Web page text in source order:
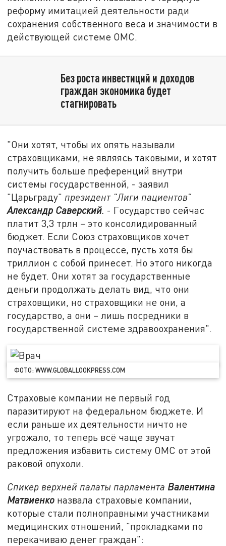
реформу имитацией деятельности ради
сохранения собственного веса и значимости в
действующей системе ОМС.
Без роста инвестиций и доходов
граждан экономика будет
стагнировать
"Они хотят, чтобы их опять называли
страховщиками, не являясь таковыми, и хотят
получить больше преференций внутри
системы государственной, - заявил
"Царьграду" президент "Лиги пациентов"
Александр Саверский. - Государство сейчас
платит 3,3 трлн – это консолидированный
бюджет. Если Союз страховщиков хочет
поучаствовать в процессе, пусть хотя бы
триллион с собой принесет. Но этого никогда
не будет. Они хотят за государственные
деньги продолжать делать вид, что они
страховщики, но страховщики не они, а
государство, а они – лишь посредники в
государственной системе здравоохранения".
ФОТО: WWW.GLOBALLOOKPRESS.COM
Страховые компании не первый год
паразитируют на федеральном бюджете. И
если раньше их деятельности ничто не
угрожало, то теперь всё чаще звучат
предложения избавить систему ОМС от этой
раковой опухоли.
Спикер верхней палаты парламента Валентина
Матвиенко назвала страховые компании,
которые стали полноправными участниками
медицинских отношений, "прокладками по
перекачиваю денег граждан":